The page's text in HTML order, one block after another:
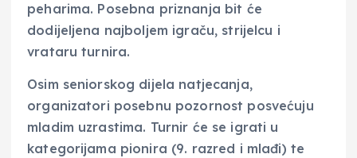
peharima. Posebna priznanja bit će
dodijeljena najboljem igraču, strijelcu i
vrataru turnira.
Osim seniorskog dijela natjecanja,
organizatori posebnu pozornost posvećuju
mladim uzrastima. Turnir će se igrati u
kategorijama pionira (9. razred i mlađi) te